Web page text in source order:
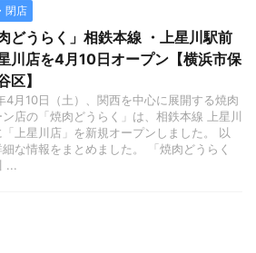
閉店
肉どうらく」相鉄本線 ・上星川駅前
川店を4月10日オープン【横浜市保
区】
4月10日（土）、関西を中心に展開する焼肉
店の「焼肉どうらく」は、相鉄本線 上星川
上星川店」を新規オープンしました。 以
細な情報をまとめました。 「焼肉どうらく
...